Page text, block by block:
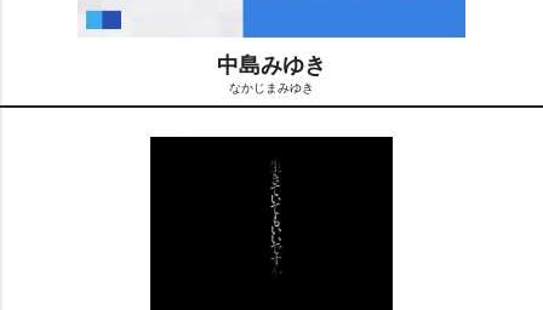
M
中島みゆき
なかじまみゆき